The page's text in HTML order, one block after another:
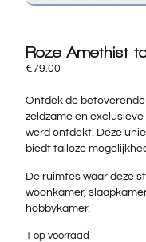
Roze Amethist
€79.00
Ontdek de
zeldzame en
werd ontdekt. Deze
biedt talloze
De ruimtes waar deze
woonkamer,
hobbykamer.
1 op voorraad